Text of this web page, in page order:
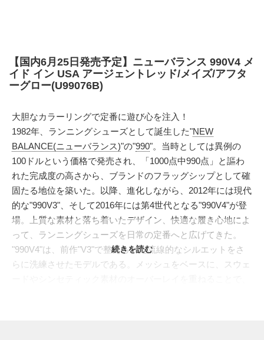
【国内6月25日発売予定】ニューバランス 990V4 メ
イド イン USA アージェントレッド/メイズ/アフタ
ーグロー(U99076B)
大胆なカラーリングで定番に遊び心を注入！
1982年、ランニングシューズとして誕生した"NEW
BALANCE(ニューバランス)"の"990"。当時としては異例の
100ドルという価格で発売され、「1000点中990点」と謳わ
れた完成度の高さから、ブランドのフラッグシップとして確
固たる地位を築いた。以降、進化しながら、2012年には現代
的な"990V3"、そして2016年には第4世代となる"990V4"が登
場。上質な素材と落ち着いたデザイン、快適な履き心地によ
って、ランニングシューズを日常の定番へと広げてきた。
"990V4"は、前作"V3"で整えられた流線的なシルエットをさ
らに洗練させたモデルである。メッシュをベースに、スウェ
続きを読む